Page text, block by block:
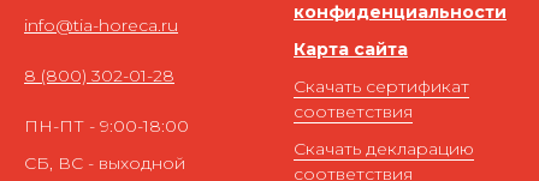
info@tia-horeca.ru
8 (800) 302-01-28
ПН-ПТ - 9:00-18:00
СБ, ВС - выходной
конфиденциальности
Карта сайта
Скачать сертификат
соответствия
Скачать декларацию
соответствия